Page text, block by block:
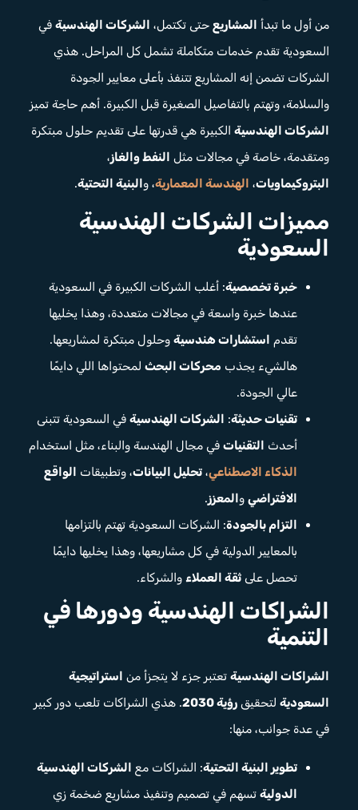
من أول ما تبدأ المشاريع حتى تكتمل، الشركات الهندسيةفي
السعودية تقدم خدمات متكاملة تشمل كل المراحل. هذي
الشركات تضمن إنه المشاريع تتنفذ بأعلى معايير الجودة
والسلامة، وتهتم بالتفاصيل الصغيرة قبل الكبيرة. أهم حاجة تميز
الشركات الهندسيةالكبيرة هي قدرتها على تقديم حلول مبتكرة
ومتقدمة، خاصة في مجالات مثل النفط والغاز،
البتروكيماويات، الهندسة المعمارية، والبنية التحتية.
مميزات الشركات الهندسية
السعودية
خبرة تخصصية: أغلب الشركات الكبيرة في السعودية
عندها خبرة واسعة في مجالات متعددة، وهذا يخليها
تقدم
استشارات هندسيةوحلول مبتكرة لمشاريعها.
هالشيء يجذب محركات البحثلمحتواها اللي دايمًا
عالي الجودة.
تقنيات حديثة: الشركات الهندسيةفي السعودية تتبنى
أحدث
التقنياتفي مجال الهندسة والبناء، مثل استخدام
الذكاء الاصطناعي، تحليل البيانات، وتطبيقات
الواقع
الافتراضيو المعزز.
التزام بالجودة: الشركات السعودية تهتم بالتزامها
بالمعايير الدولية في كل مشاريعها، وهذا يخليها دايمًا
تحصل على ثقة العملاءوالشركاء.
الشراكات الهندسية ودورها في
التنمية
الشراكات الهندسيةتعتبر جزء لا يتجزأ من استراتيجية
السعوديةلتحقيق رؤية 2030
. هذي الشراكات تلعب دور كبير
في عدة جوانب، منها:
تطوير البنية التحتية: الشراكات مع الشركات الهندسية
الدوليةتسهم في تصميم وتنفيذ مشاريع ضخمة زي